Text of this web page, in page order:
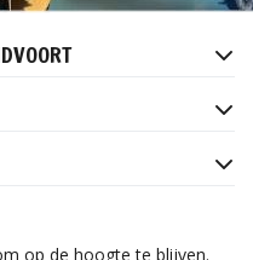
op de hoogte te blijven.